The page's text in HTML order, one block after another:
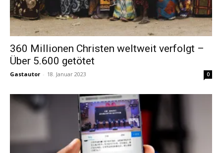
360 Millionen Christen weltweit verfolgt –
Über 5.600 getötet
Gastautor - 18. Januar 2023 0